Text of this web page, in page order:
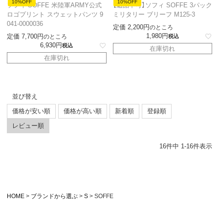
10%OFF
ソフィ SOFFE 米陸軍ARMY公式
ロゴプリント スウェットパンツ 9
041-0000036
定価 7,700 のところ
6,930 税込
在庫切れ
10%OFF
【返品不可】ソフィ SOFFE 3パック
ミリタリー ブリーフ M125-3
定価 2,200 のところ
1,980 税込
在庫切れ
並び替え
価格が安い順
価格が高い順 新着順
登録順
レビュー順
16件中 1-16件表示
HOME ブランドから選ぶ S SOFFE